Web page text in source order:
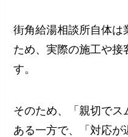
街角給湯相談所自体は
ため、実際の施工や接
す。
そのため、「親切で
ある一方で、「対応が